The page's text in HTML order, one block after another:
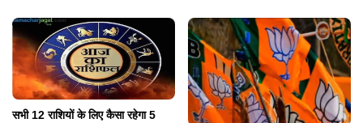
सभी 12 राशियों के लिए कैसा रहेगा 5